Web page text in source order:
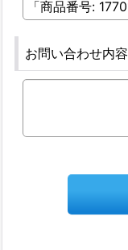
お問い合わせ内容